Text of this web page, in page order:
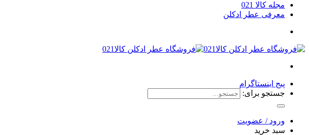
مجله کالا 021
معرفی عطر ادکلن
پیج اینستاگرام
جستجو برای:
ورود / عضویت
سبد خرید